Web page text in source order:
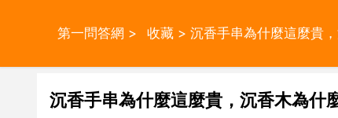
第一問答網 > 收藏 > 沉香手串為什麼這麼貴
沉香手串為什麼這麼貴，沉香木為什